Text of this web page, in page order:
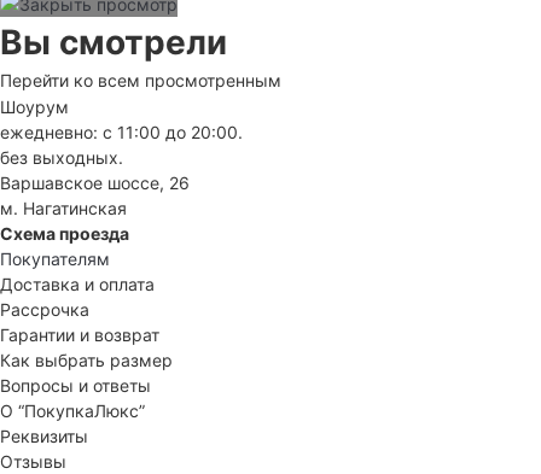
Вы смотрели
Перейти ко всем просмотренным
Шоурум
ежедневно: с 11:00 до 20:00.
без выходных.
Варшавское шоссе, 26
м. Нагатинская
Схема проезда
Покупателям
Доставка и оплата
Рассрочка
Гарантии и возврат
Как выбрать размер
Вопросы и ответы
О “ПокупкаЛюкс”
Реквизиты
Отзывы